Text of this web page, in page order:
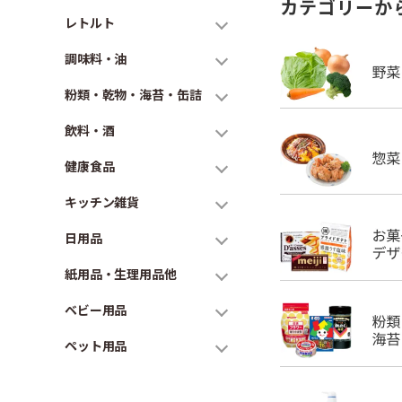
レトルト
調味料・油
粉類・乾物・海苔・缶詰
飲料・酒
健康食品
キッチン雑貨
日用品
紙用品・生理用品他
ベビー用品
ペット用品
カテゴリーか